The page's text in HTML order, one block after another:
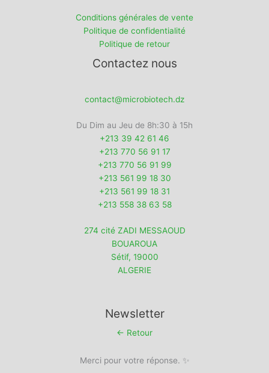
Conditions générales de vente
Politique de confidentialité
Politique de retour
Contactez nous
contact@microbiotech.dz
Du Dim au Jeu de 8h:30 à 15h
+213 39 42 61 46
+213 770 56 91 17
+213 770 56 91 99
+213 561 99 18 30
+213 561 99 18 31
+213 558 38 63 58
274 cité ZADI MESSAOUD
BOUAROUA
Sétif, 19000
ALGERIE
Newsletter
← Retour
Merci pour votre réponse. ✨